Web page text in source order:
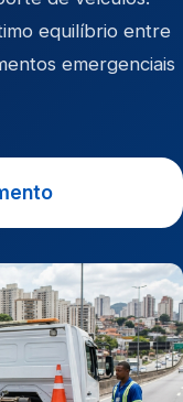
equilíbrio entre
emergenciais